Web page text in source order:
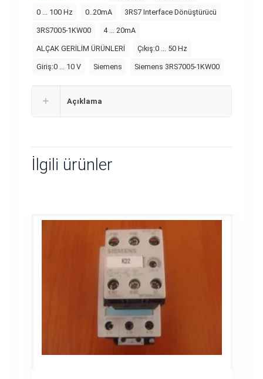
0 ... 100 Hz 0..20mA 3RS7 Interface Dönüştürücü
3RS7005-1KW00 4 ... 20mA
ALÇAK GERİLİM ÜRÜNLERİ Çıkış:0 ... 50 Hz
Giriş:0 ... 10 V Siemens Siemens 3RS7005-1KW00
Açıklama
İlgili ürünler